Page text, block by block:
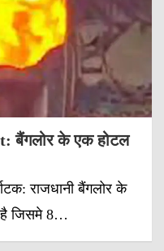
बैंगलोर के एक होटल
राजधानी बैंगलोर के
है जिसमे 8…